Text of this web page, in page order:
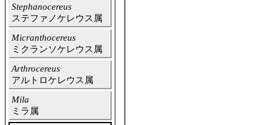
Stephanocereus
ステファノケレウス属
Micranthocereus
ミクランソケレウス属
Arthrocereus
アルトロケレウス属
Mila
ミラ属